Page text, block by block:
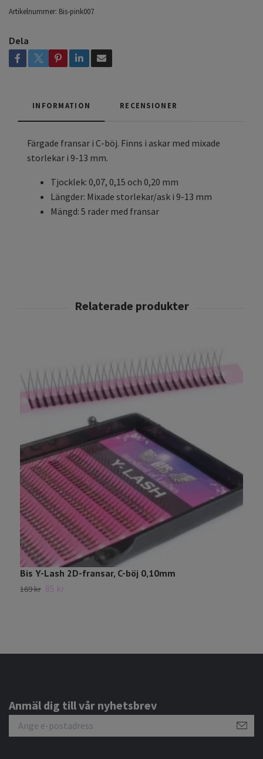
Artikelnummer: Bis-pink007
Dela
INFORMATION RECENSIONER
Färgade fransar i C-böj. Finns i askar med mixade
storlekar i 9-13 mm.
Tjocklek: 0,07, 0,15 och 0,20 mm
Längder: Mixade storlekar/ask i 9-13 mm
Mängd: 5 rader med fransar
Bis Y-Lash 2D-fransar, C-böj 0,10mm
169 kr 85 kr
Anmäl dig till vår nyhetsbrev